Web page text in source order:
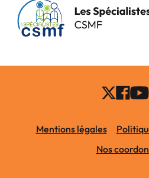
Mentions légales
Nos